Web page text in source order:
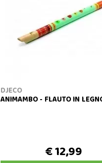
DJECO
ANIMAMBO - FLAUTO IN
€ 12,99